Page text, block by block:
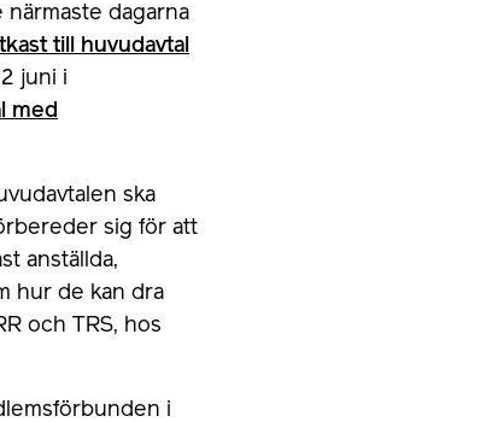
dagarna
till huvudavtal
juni i
med
ska
sig för att
anställda,
hur de kan dra
och TRS, hos
i